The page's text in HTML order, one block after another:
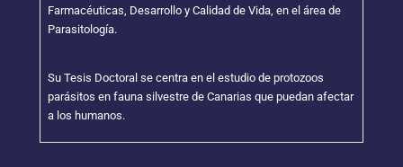
Farmacéuticas, Desarrollo y Calidad de Vida, en el área de
Parasitología.
Su Tesis Doctoral se centra en el estudio de protozoos
parásitos en fauna silvestre de Canarias que puedan afectar
a los humanos.